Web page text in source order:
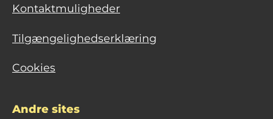
Kontaktmuligheder
Tilgængelighedserklæring
Cookies
Andre sites